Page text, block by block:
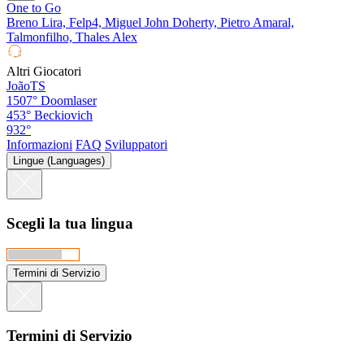
One to Go
Breno Lira, Felp4, Miguel John Doherty, Pietro Amaral,
Talmonfilho, Thales Alex
Altri Giocatori
JoãoTS
1507° Doomlaser
453° Beckiovich
932°
Informazioni FAQ Sviluppatori
Lingue (Languages)
Scegli la tua lingua
Termini di Servizio
Termini di Servizio